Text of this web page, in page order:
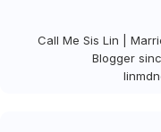
Call Me Sis Lin |
Blogger